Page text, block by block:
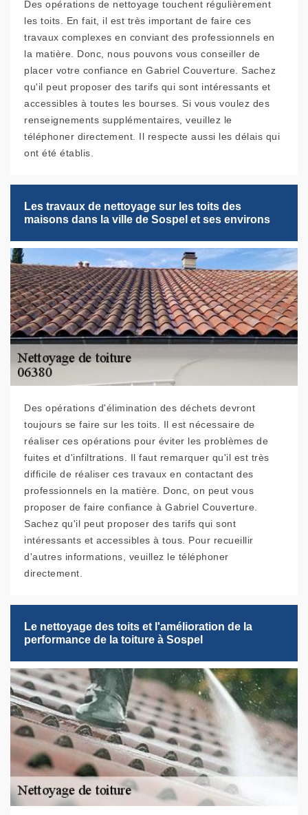
Des opérations de nettoyage touchent régulièrement
les toits. En fait, il est très important de faire ces
travaux complexes en conviant des professionnels en
la matière. Donc, nous pouvons vous conseiller de
placer votre confiance en Gabriel Couverture. Sachez
qu'il peut proposer des tarifs qui sont intéressants et
accessibles à toutes les bourses. Si vous voulez des
renseignements supplémentaires, veuillez le
téléphoner directement. Il respecte aussi les délais qui
ont été établis.
Les travaux de nettoyage sur les toits des
maisons dans la ville de Sospel et ses environs
Des opérations d'élimination des déchets devront
toujours se faire sur les toits. Il est nécessaire de
réaliser ces opérations pour éviter les problèmes de
fuites et d'infiltrations. Il faut remarquer qu'il est très
difficile de réaliser ces travaux en contactant des
professionnels en la matière. Donc, on peut vous
proposer de faire confiance à Gabriel Couverture.
Sachez qu'il peut proposer des tarifs qui sont
intéressants et accessibles à tous. Pour recueillir
d'autres informations, veuillez le téléphoner
directement.
Le nettoyage des toits et l'amélioration de la
performance de la toiture à Sospel